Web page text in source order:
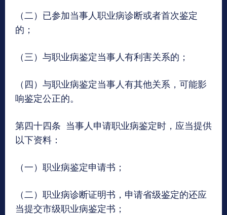
（二）已参加当事人职业病诊断或者首次鉴定
的；
（三）与职业病鉴定当事人有利害关系的；
（四）与职业病鉴定当事人有其他关系，可能影
响鉴定公正的。
第四十四条 当事人申请职业病鉴定时，应当提供
以下资料：
（一）职业病鉴定申请书；
（二）职业病诊断证明书，申请省级鉴定的还应
当提交市级职业病鉴定书；